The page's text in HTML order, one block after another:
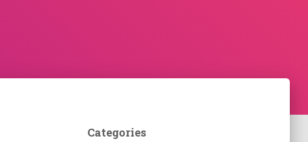
Categories